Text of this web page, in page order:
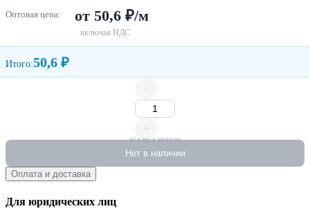
Оптовая цена: от 50,6 ₽/м
включая НДС
Итого:50,6 ₽
-
+
кол-во в метрах
Нет в наличии
Оплата и доставка
Для юридических лиц